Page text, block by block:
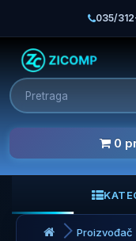
035/
0
Proizvođač